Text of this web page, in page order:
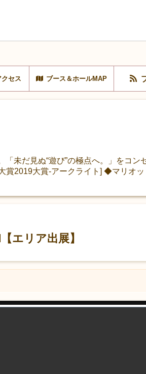
クセス ブース＆ホールMAP
未だ見ぬ“遊び”の極点へ。」をコン
賞2019大賞-アークライト] ◆マリオ
エリア出展】